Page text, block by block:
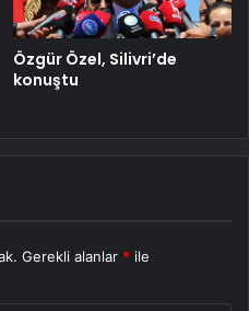
Özgür Özel, Silivri’de
konuştu
Gerekli alanlar * ile